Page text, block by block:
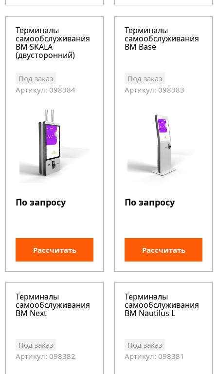
Терминалы
самообслуживания
BM SKALA
(двусторонний)
Под заказ
Артикул: 098384
По запросу
Рассчитать
Терминалы
самообслуживания
BM Base
Под заказ
Артикул: 098383
По запросу
Рассчитать
Терминалы
самообслуживания
BM Next
Под заказ
Артикул: 098382
Терминалы
самообслуживания
BM Nautilus L
Под заказ
Артикул: 098381